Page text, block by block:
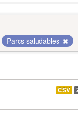
Parcs saludables
CSV